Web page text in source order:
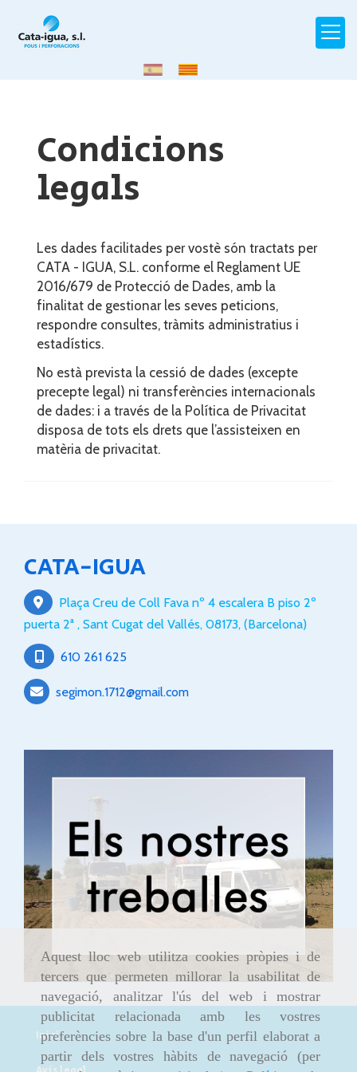
Aquest lloc web utilitza cookies pròpies i de
tercers que permeten millorar la usabilitat de
navegació, analitzar l'ús del web i mostrar
publicitat relacionada amb les vostres
preferències sobre la base d'un perfil elaborat a
partir dels vostres hàbits de navegació (per
Condicions
legals
Les dades facilitades per vostè són tractats per
CATA - IGUA, S.L. conforme el Reglament UE
2016/679 de Protecció de Dades, amb la
finalitat de gestionar les seves peticions,
respondre consultes, tràmits administratius i
estadístics.
No està prevista la cessió de dades (excepte
precepte legal) ni transferències internacionals
de dades: i a través de la Política de Privacitat
disposa de tots els drets que l’assisteixen en
matèria de privacitat.
CATA-IGUA
Plaça Creu de Coll Fava nº 4 escalera B piso 2º
puerta 2ª , Sant Cugat del Vallés, 08173, (Barcelona)
610 261 625
segimon.1712 gmail.com
Inici